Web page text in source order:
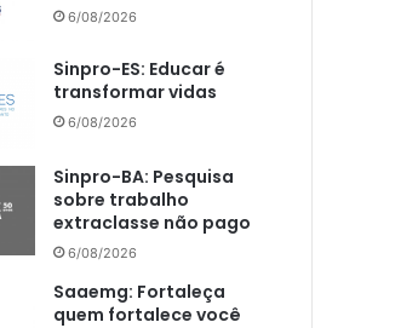
6/08/2026
Sinpro-ES: Educar é
transformar vidas
6/08/2026
Sinpro-BA: Pesquisa
sobre trabalho
extraclasse não pago
6/08/2026
Saaemg: Fortaleça
quem fortalece você